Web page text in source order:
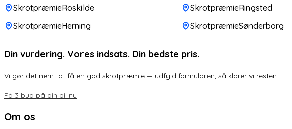
SkrotpræmieRoskilde
SkrotpræmieHerning
SkrotpræmieRingsted
SkrotpræmieSønderborg
Din vurdering. Vores indsats. Din bedste pris.
Vi gør det nemt at få en god skrotpræmie — udfyld formularen, så klarer vi resten.
Få 3 bud på din bil nu
Om os